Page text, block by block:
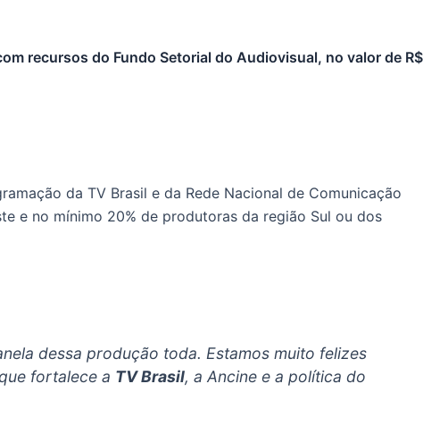
recursos do Fundo Setorial do Audiovisual, no valor de R$
da TV Brasil e da Rede Nacional de Comunicação
e no mínimo 20% de produtoras da região Sul ou dos
dessa produção toda. Estamos muito felizes
fortalece a TV Brasil, a Ancine e a política do